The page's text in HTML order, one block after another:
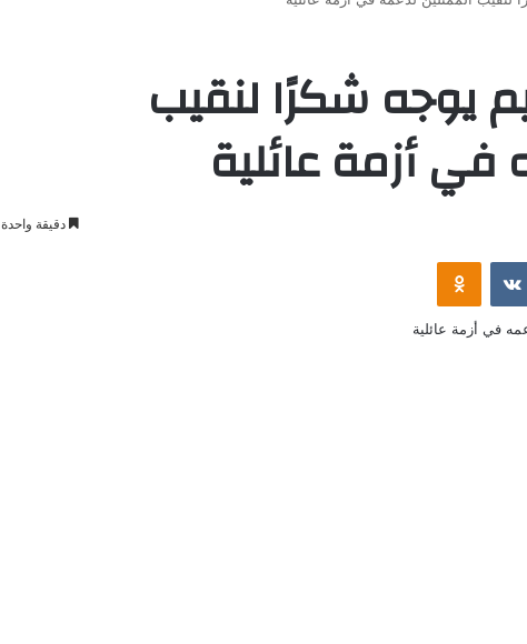
يوجه شكرًا لنقيب
في أزمة عائلية
دقيقة واحدة